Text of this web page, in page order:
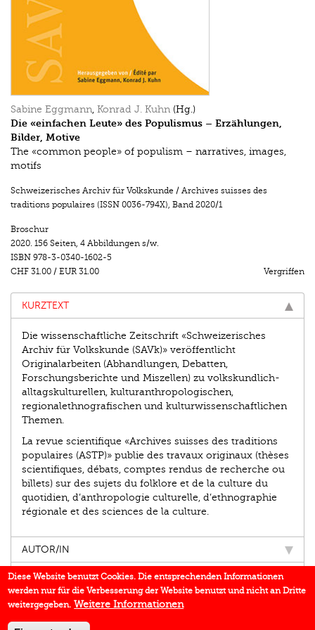
Sabine Eggmann Konrad J. Kuhn (Hg.)
Die «einfachen Leute» des Populismus – Erzählungen,
Bilder, Motive
The «common people» of populism – narratives, images,
motifs
Schweizerisches Archiv für Volkskunde / Archives suisses des
traditions populaires (ISSN 0036-794X), Band 2020/1
Broschur
2020. 156 Seiten, 4 Abbildungen s/w.
ISBN 978-3-0340-1602-5
CHF 31.00 / EUR 31.00 Vergriffen
KURZTEXT
Die wissenschaftliche Zeitschrift «Schweizerisches
Archiv für Volkskunde (SAVk)» veröffentlicht
Originalarbeiten (Abhandlungen, Debatten,
Forschungsberichte und Miszellen) zu volkskundlich-
alltagskulturellen, kulturanthropologischen,
regionalethnografischen und kulturwissenschaftlichen
Themen.
La revue scientifique «Archives suisses des traditions
populaires (ASTP)» publie des travaux originaux (thèses
scientifiques, débats, comptes rendus de recherche ou
billets) sur des sujets du folklore et de la culture du
quotidien, d’anthropologie culturelle, d’ethnographie
régionale et des sciences de la culture.
AUTOR/IN
EINBLICK
BUCHREIHE
DOWNLOADS
Diese Website benutzt Cookies. Die entsprechenden Informationen
werden nur für die Verbesserung der Website benutzt und nicht an Dritte
weitergegeben. Weitere Informationen